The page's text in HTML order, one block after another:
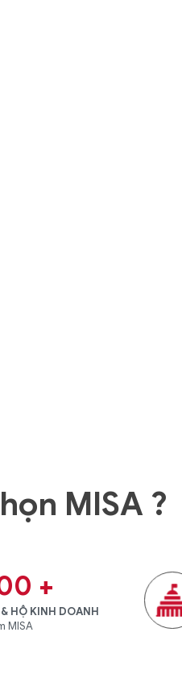
MISA ?
+
HỘ KINH DOANH
MISA